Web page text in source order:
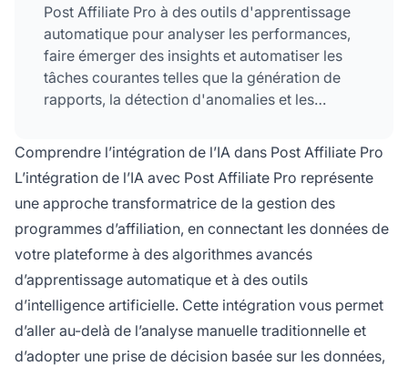
Post Affiliate Pro à des outils d'apprentissage
automatique pour analyser les performances,
faire émerger des insights et automatiser les
tâches courantes telles que la génération de
rapports, la détection d'anomalies et les
Comprendre l’intégration de l’IA dans Post Affiliate Pro
L’intégration de l’IA avec Post Affiliate Pro représente
une approche transformatrice de la gestion des
programmes d’affiliation, en connectant les données de
votre plateforme à des algorithmes avancés
d’apprentissage automatique et à des outils
d’intelligence artificielle. Cette intégration vous permet
d’aller au-delà de l’analyse manuelle traditionnelle et
d’adopter une prise de décision basée sur les données,